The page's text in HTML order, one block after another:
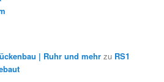
| Ruhr und mehr zu RS1